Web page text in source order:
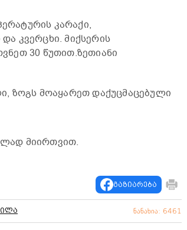
კარაქი,
კვერცხი. მიქსერის
30 წუთით.ზეთიანი
ზოგს მოაყარეთ დაქუცმაცებული
მიირთვით.
გაზიარება
ნანახია: 6461